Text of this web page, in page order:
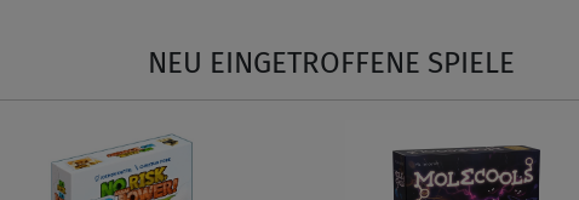
NEU EINGETROFFENE SPIELE